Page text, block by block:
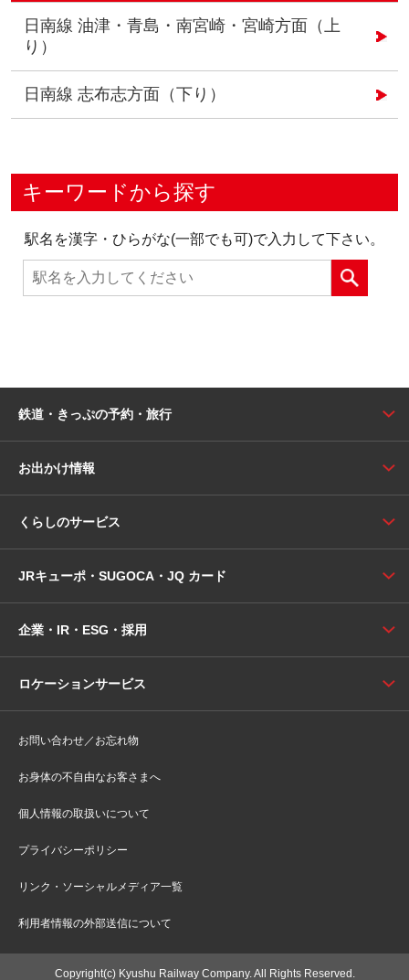
日南線 油津・青島・南宮崎・宮崎方面（上
り）
日南線 志布志方面（下り）
キーワードから探す
駅名を漢字・ひらがな(一部でも可)で入力して下さい。
鉄道・きっぷの予約・旅行
お出かけ情報
くらしのサービス
JRキューポ・SUGOCA・JQ カード
企業・IR・ESG・採用
ロケーションサービス
お問い合わせ／お忘れ物
お身体の不自由なお客さまへ
個人情報の取扱いについて
プライバシーポリシー
リンク・ソーシャルメディア一覧
利用者情報の外部送信について
Copyright(c) Kyushu Railway Company. All Rights Reserved.